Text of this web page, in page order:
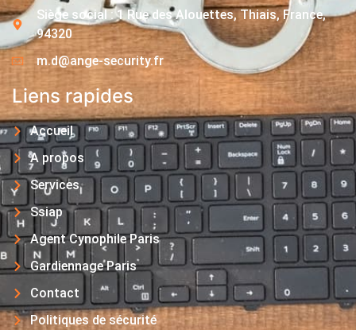
Siège social : 1 Rue des Alouettes, Thiais, France,
94320
m.d@ange-security.fr
Liens rapides
Accueil
A propos
Services
Ssiap
Agent Cynophile Paris
Gardiennage Paris
Contact
Politiques de sécurité